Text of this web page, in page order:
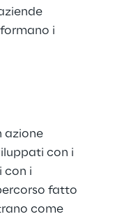
i
azione
con i
con i
fatto
come